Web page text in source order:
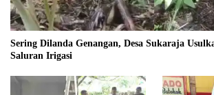
Sering Dilanda Genangan, Desa Sukaraja
Saluran Irigasi